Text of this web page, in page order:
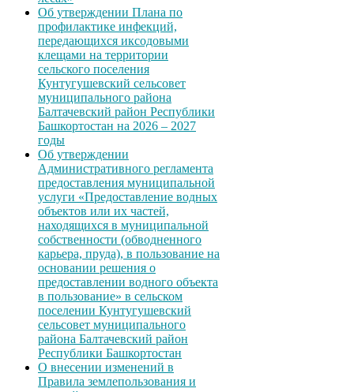
Об утверждении Плана по
профилактике инфекций,
передающихся иксодовыми
клещами на территории
сельского поселения
Кунтугушевский сельсовет
муниципального района
Балтачевский район Республики
Башкортостан на 2026 – 2027
годы
Об утверждении
Административного регламента
предоставления муниципальной
услуги «Предоставление водных
объектов или их частей,
находящихся в муниципальной
собственности (обводненного
карьера, пруда), в пользование на
основании решения о
предоставлении водного объекта
в пользование» в сельском
поселении Кунтугушевский
сельсовет муниципального
района Балтачевский район
Республики Башкортостан
О внесении изменений в
Правила землепользования и